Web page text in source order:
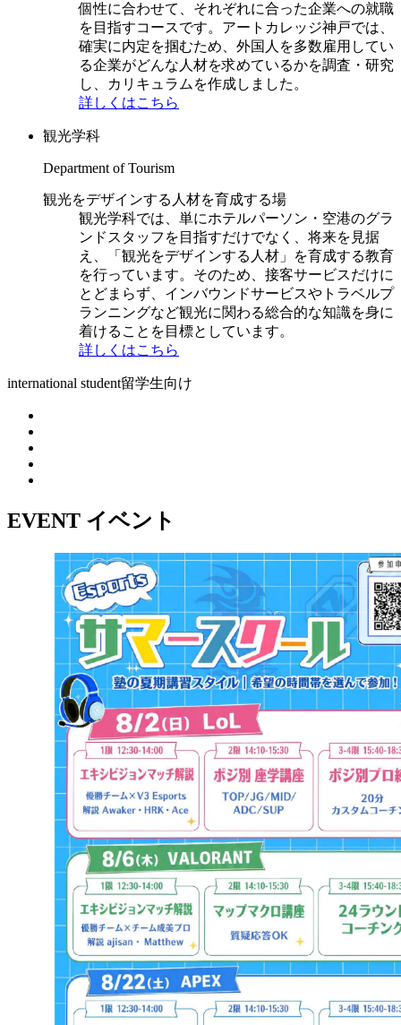
個性に合わせて、それぞれに合った企業への就職
を目指すコースです。アートカレッジ神戸では、
確実に内定を掴むため、外国人を多数雇用してい
る企業がどんな人材を求めているかを調査・研究
し、カリキュラムを作成しました。
詳しくはこちら
観光学科
Department of Tourism
観光をデザインする人材を育成する場
観光学科では、単にホテルパーソン・空港のグラ
ンドスタッフを目指すだけでなく、将来を見据
え、「観光をデザインする人材」を育成する教育
を行っています。そのため、接客サービスだけに
とどまらず、インバウンドサービスやトラベルプ
ランニングなど観光に関わる総合的な知識を身に
着けることを目標としています。
詳しくはこちら
international student留学生向け
EVENT イベント